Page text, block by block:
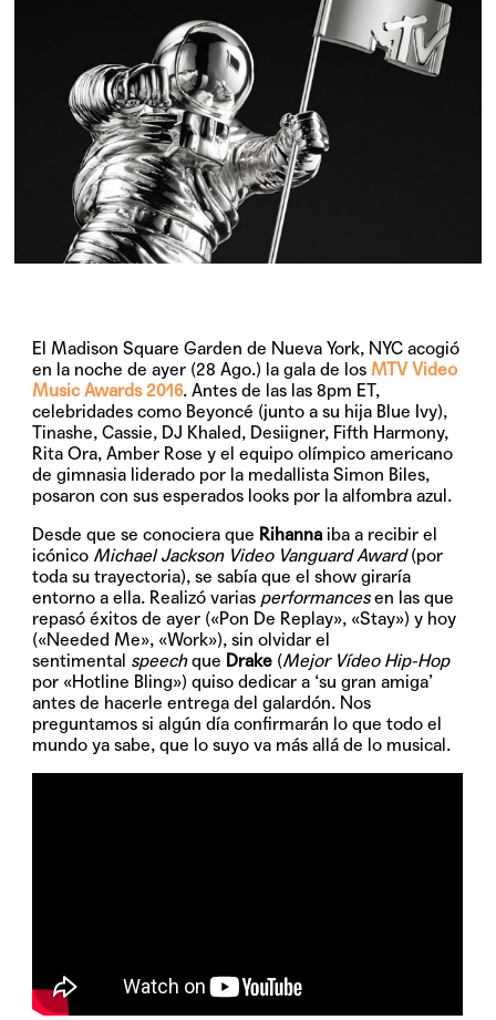
El Madison Square Garden de Nueva York, NYC acogió
en la noche de ayer (28 Ago.) la gala de los MTV Video
Music Awards 2016. Antes de las las 8pm ET,
celebridades como Beyoncé (junto a su hija Blue Ivy),
Tinashe, Cassie, DJ Khaled, Desiigner, Fifth Harmony,
Rita Ora, Amber Rose y el equipo olímpico americano
de gimnasia liderado por la medallista Simon Biles,
posaron con sus esperados looks por la alfombra azul.
Desde que se conociera que Rihanna iba a recibir el
icónico Michael Jackson Video Vanguard Award(por
toda su trayectoria), se sabía que el show giraría
entorno a ella. Realizó varias performancesen las que
repasó éxitos de ayer («Pon De Replay», «Stay») y hoy
(«Needed Me», «Work»), sin olvidar el
sentimental speechque Drake (Mejor Vídeo Hip-Hop
por «Hotline Bling») quiso dedicar a ‘su gran amiga’
antes de hacerle entrega del galardón. Nos
preguntamos si algún día confirmarán lo que todo el
mundo ya sabe, que lo suyo va más allá de lo musical.